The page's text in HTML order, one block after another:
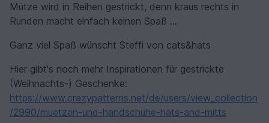
Mütze wird in Reihen gestrickt, denn kraus rechts in
Runden macht einfach keinen Spaß …
Ganz viel Spaß wünscht Steffi von cats&hats
Hier gibt's noch mehr Inspirationen für gestrickte
(Weihnachts-) Geschenke:
https://www.crazypatterns.net/de/users/view_collection
/2990/muetzen-und-handschuhe-hats-and-mitts